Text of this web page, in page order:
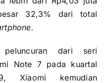
32,3% dari total
dari seri
Note 7 pada kuartal
Xiaomi kemudian